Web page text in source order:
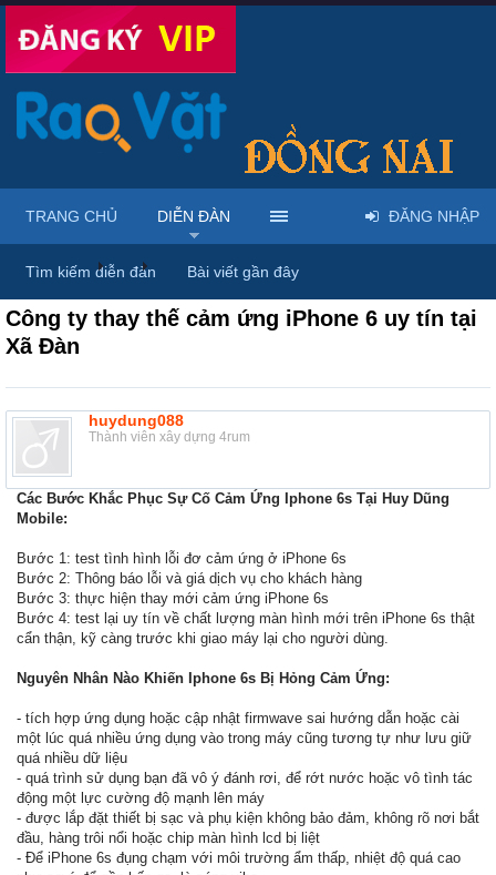
Diễn đàn ... Linh kiện & dịch vụ điện thoại
Công ty thay thế cảm ứng iPhone 6 uy tín tại
Xã Đàn
huydung088
Thành viên xây dựng 4rum
Các Bước Khắc Phục Sự Cố Cảm Ứng Iphone 6s Tại Huy Dũng
Mobile:
Bước 1: test tình hình lỗi đơ cảm ứng ở iPhone 6s
Bước 2: Thông báo lỗi và giá dịch vụ cho khách hàng
Bước 3: thực hiện thay mới cảm ứng iPhone 6s
Bước 4: test lại uy tín về chất lượng màn hình mới trên iPhone 6s thật
cẩn thận, kỹ càng trước khi giao máy lại cho người dùng.
Nguyên Nhân Nào Khiến Iphone 6s Bị Hỏng Cảm Ứng:
- tích hợp ứng dụng hoặc cập nhật firmwave sai hướng dẫn hoặc cài
một lúc quá nhiều ứng dụng vào trong máy cũng tương tự như lưu giữ
quá nhiều dữ liệu
- quá trình sử dụng bạn đã vô ý đánh rơi, để rớt nước hoặc vô tình tác
động một lực cường độ mạnh lên máy
- được lắp đặt thiết bị sạc và phụ kiện không bảo đảm, không rõ nơi bắt
đầu, hàng trôi nổi hoặc chip màn hình lcd bị liệt
- Để iPhone 6s đụng chạm với môi trường ẩm thấp, nhiệt độ quá cao
TRANG CHỦ DIỄN ĐÀN
Tìm kiếm diễn đàn Bài viết gần đây
ĐĂNG NHẬP